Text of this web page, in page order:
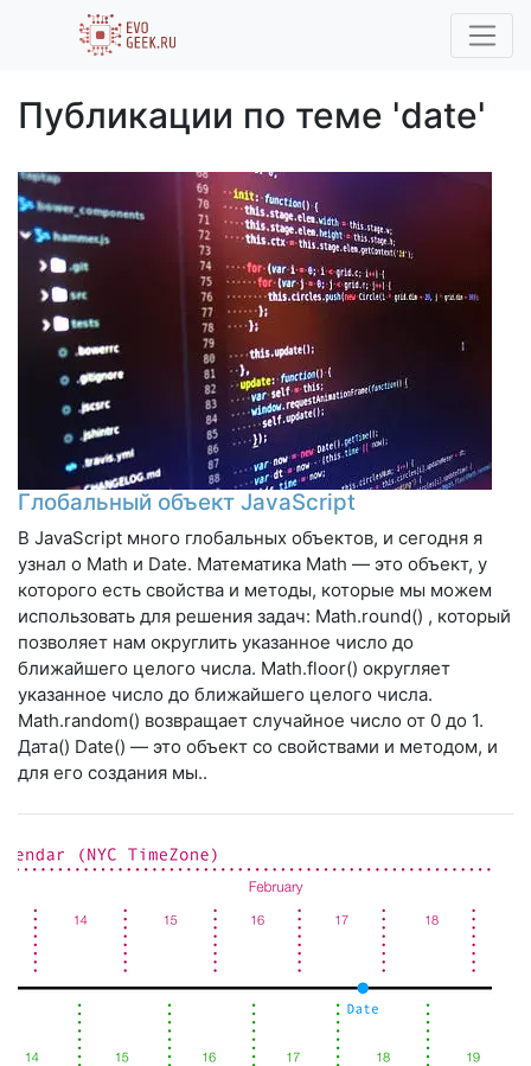
Публикации по теме 'date'
Глобальный объект JavaScript
В JavaScript много глобальных объектов, и сегодня я
узнал о Math и Date. Математика Math — это объект, у
которого есть свойства и методы, которые мы можем
использовать для решения задач: Math.round() , который
позволяет нам округлить указанное число до
ближайшего целого числа. Math.floor() округляет
указанное число до ближайшего целого числа.
Math.random() возвращает случайное число от 0 до 1.
Дата() Date() — это объект со свойствами и методом, и
для его создания мы..